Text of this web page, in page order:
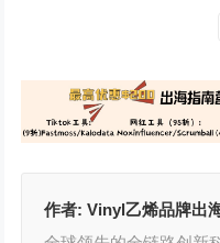
作者:Vinyl乙烯品牌出